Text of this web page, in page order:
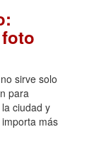
sirve solo
para
ciudad y
más